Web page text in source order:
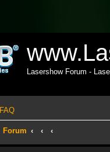
Lasershow Forum -
FAQ
Forum